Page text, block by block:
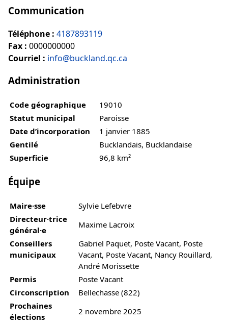
Communication
Téléphone : 4187893119
Fax : 0000000000
Courriel : info@buckland.qc.ca
Administration
Code géographique
19010
Statut municipal
Paroisse
Date d’incorporation
1 janvier 1885
Gentilé
Bucklandais, Bucklandaise
Superficie
96,8 km²
Équipe
Maire·sse
Sylvie Lefebvre
Directeur·trice
général·e
Maxime Lacroix
Conseillers
municipaux
Gabriel Paquet, Poste Vacant, Poste
Vacant, Poste Vacant, Nancy Rouillard,
André Morissette
Permis
Poste Vacant
Circonscription
Bellechasse (822)
Prochaines
élections
2 novembre 2025